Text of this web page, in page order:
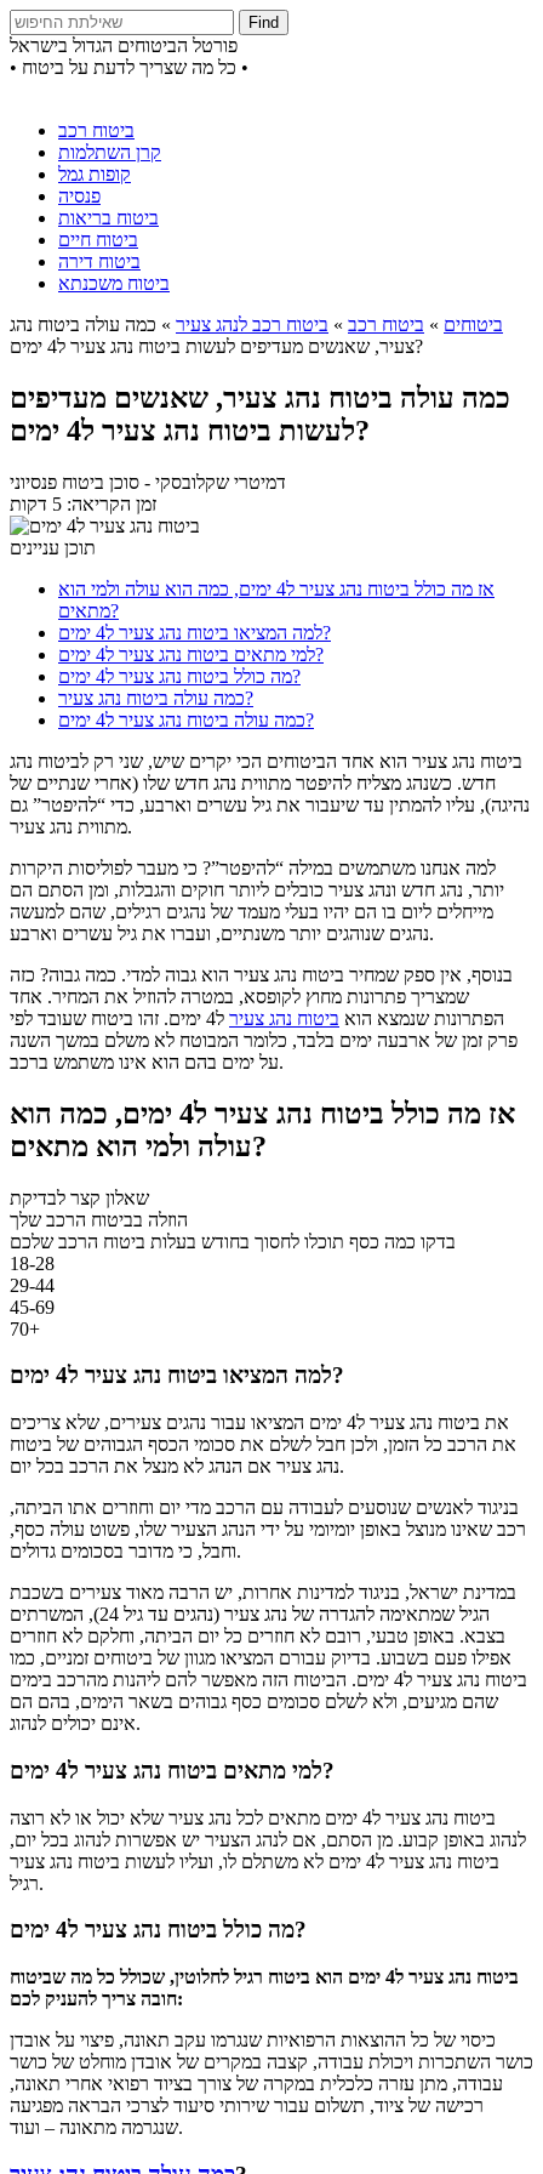
Find
פורטל הביטוחים הגדול בישראל
• כל מה שצריך לדעת על ביטוח •
ביטוח רכב
קרן השתלמות
קופות גמל
פנסיה
ביטוח בריאות
ביטוח חיים
ביטוח דירה
ביטוח משכנתא
ביטוחים » ביטוח רכב » ביטוח רכב לנהג צעיר » כמה עולה ביטוח נהג
צעיר, שאנשים מעדיפים לעשות ביטוח נהג צעיר ל4 ימים?
כמה עולה ביטוח נהג צעיר, שאנשים מעדיפים
לעשות ביטוח נהג צעיר ל4 ימים?
דמיטרי שקלובסקי - סוכן ביטוח פנסיוני
זמן הקריאה: 5 דקות
תוכן עניינים
אז מה כולל ביטוח נהג צעיר ל4 ימים, כמה הוא עולה ולמי הוא
מתאים?
למה המציאו ביטוח נהג צעיר ל4 ימים?
למי מתאים ביטוח נהג צעיר ל4 ימים?
מה כולל ביטוח נהג צעיר ל4 ימים?
כמה עולה ביטוח נהג צעיר?
כמה עולה ביטוח נהג צעיר ל4 ימים?
ביטוח נהג צעיר הוא אחד הביטוחים הכי יקרים שיש, שני רק לביטוח נהג
חדש. כשנהג מצליח להיפטר מתווית נהג חדש שלו (אחרי שנתיים של
נהיגה), עליו להמתין עד שיעבור את גיל עשרים וארבע, כדי “להיפטר” גם
מתווית נהג צעיר.
למה אנחנו משתמשים במילה “להיפטר”? כי מעבר לפוליסות היקרות
יותר, נהג חדש ונהג צעיר כובלים ליותר חוקים והגבלות, ומן הסתם הם
מייחלים ליום בו הם יהיו בעלי מעמד של נהגים רגילים, שהם למעשה
נהגים שנוהגים יותר משנתיים, ועברו את גיל עשרים וארבע.
בנוסף, אין ספק שמחיר ביטוח נהג צעיר הוא גבוה למדי. כמה גבוה? כזה
שמצריך פתרונות מחוץ לקופסא, במטרה להוזיל את המחיר. אחד
הפתרונות שנמצא הוא ביטוח נהג צעיר
ל4 ימים. זהו ביטוח שעובד לפי
פרק זמן של ארבעה ימים בלבד, כלומר המבוטח לא משלם במשך השנה
על ימים בהם הוא אינו משתמש ברכב.
אז מה כולל ביטוח נהג צעיר ל4 ימים, כמה הוא
עולה ולמי הוא מתאים?
שאלון קצר לבדיקת
הוזלה בביטוח הרכב שלך
בדקו כמה כסף תוכלו לחסוך בחודש בעלות ביטוח הרכב שלכם
18-28
29-44
45-69
70+
למה המציאו ביטוח נהג צעיר ל4 ימים?
את ביטוח נהג צעיר ל4 ימים המציאו עבור נהגים צעירים, שלא צריכים
את הרכב כל הזמן, ולכן חבל לשלם את סכומי הכסף הגבוהים של ביטוח
נהג צעיר אם הנהג לא מנצל את הרכב בכל יום.
בניגוד לאנשים שנוסעים לעבודה עם הרכב מדי יום וחוזרים אתו הביתה,
רכב שאינו מנוצל באופן יומיומי על ידי הנהג הצעיר שלו, פשוט עולה כסף,
וחבל, כי מדובר בסכומים גדולים.
במדינת ישראל, בניגוד למדינות אחרות, יש הרבה מאוד צעירים בשכבת
הגיל שמתאימה להגדרה של נהג צעיר (נהגים עד גיל 24), המשרתים
בצבא. באופן טבעי, רובם לא חוזרים כל יום הביתה, וחלקם לא חוזרים
אפילו פעם בשבוע. בדיוק עבורם המציאו מגוון של ביטוחים זמניים, כמו
ביטוח נהג צעיר ל4 ימים. הביטוח הזה מאפשר להם ליהנות מהרכב בימים
שהם מגיעים, ולא לשלם סכומים כסף גבוהים בשאר הימים, בהם הם
אינם יכולים לנהוג.
למי מתאים ביטוח נהג צעיר ל4 ימים?
ביטוח נהג צעיר ל4 ימים מתאים לכל נהג צעיר שלא יכול או לא רוצה
לנהוג באופן קבוע. מן הסתם, אם לנהג הצעיר יש אפשרות לנהוג בכל יום,
ביטוח נהג צעיר ל4 ימים לא משתלם לו, ועליו לעשות ביטוח נהג צעיר
רגיל.
מה כולל ביטוח נהג צעיר ל4 ימים?
ביטוח נהג צעיר ל4 ימים הוא ביטוח רגיל לחלוטין, שכולל כל מה שביטוח
חובה צריך להעניק לכם:
כיסוי של כל ההוצאות הרפואיות שנגרמו עקב תאונה, פיצוי על אובדן
כושר השתכרות ויכולת עבודה, קצבה במקרים של אובדן מוחלט של כושר
עבודה, מתן עזרה כלכלית במקרה של צורך בציוד רפואי אחרי תאונה,
רכישה של ציוד, תשלום עבור שירותי סיעוד לצרכי הבראה מפגיעה
שנגרמה מתאונה – ועוד.